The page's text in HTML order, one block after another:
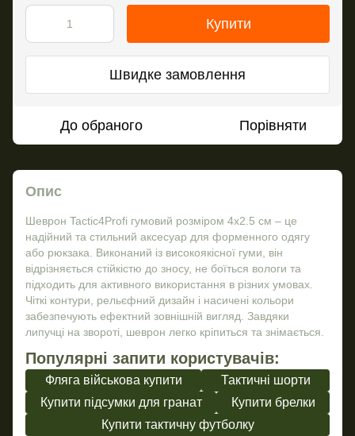
Купити
Швидке замовлення
До обраного Порівняти
Опис
Шеврон Tactic4Profi гумовий розміром 4х2.5 см – це
надійний та стильний аксесуар для форменного одягу
або рюкзака. Виконаний із високоякісної гуми, він
відрізняється стійкістю до зносу, не боїться вологи та
підходить для активного використання в різних умовах.
Чіткі контури, рельєфний дизайн і насичені кольори
забезпечують ефектний зовнішній вигляд. Завдяки
липучці на звороті, шеврон легко кріпиться та знімається.
Популярні запити користувачів:
Фляга військова купити
Тактичні шорти
Купити підсумки для гранат
Купити брелки
Купити тактичну футболку